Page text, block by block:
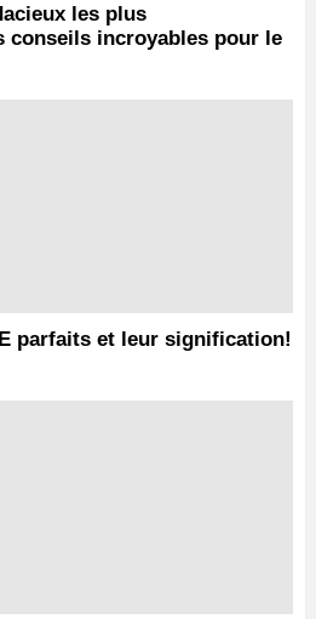
les plus
conseils incroyables pour le
parfaits et leur signification!